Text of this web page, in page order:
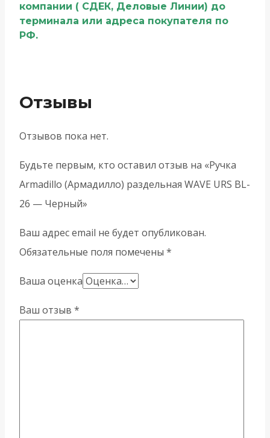
компании ( СДЕК, Деловые Линии) до
терминала или адреса покупателя по
РФ.
Отзывы
Отзывов пока нет.
Будьте первым, кто оставил отзыв на «Ручка
Armadillo (Армадилло) раздельная WAVE URS BL-
26 — Черный»
Ваш адрес email не будет опубликован.
Обязательные поля помечены *
Ваша оценка
Ваш отзыв *